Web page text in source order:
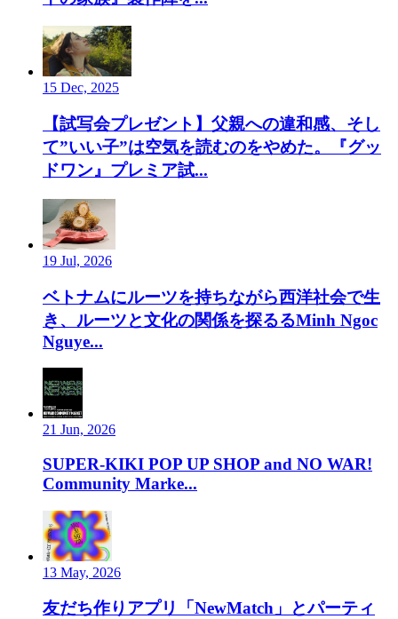
15 Dec, 2025
【試写会プレゼント】父親への違和感、そし
て”いい子”は空気を読むのをやめた。『グッ
ドワン』プレミア試...
19 Jul, 2026
ベトナムにルーツを持ちながら西洋社会で生
き、ルーツと文化の関係を探るるMinh Ngoc
Nguye...
21 Jun, 2026
SUPER-KIKI POP UP SHOP and NO WAR!
Community Marke...
13 May, 2026
友だち作りアプリ「NewMatch」とパーティ